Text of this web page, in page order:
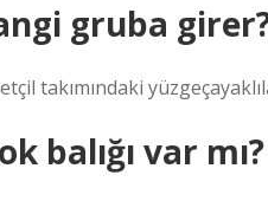
gruba
takımındaki
balığı var mı?